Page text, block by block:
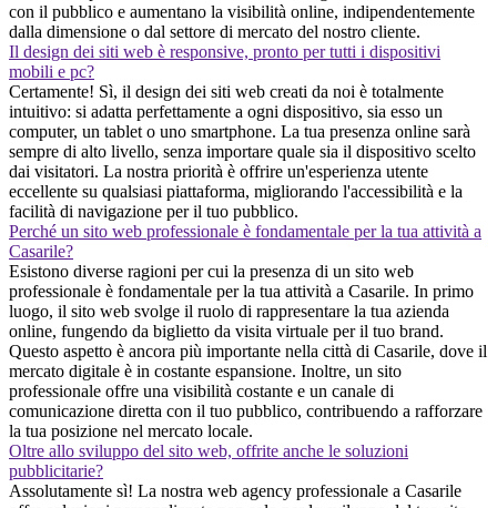
con il pubblico e aumentano la visibilità online, indipendentemente
dalla dimensione o dal settore di mercato del nostro cliente.
Il design dei siti web è responsive, pronto per tutti i dispositivi
mobili e pc?
Certamente! Sì, il design dei siti web creati da noi è totalmente
intuitivo: si adatta perfettamente a ogni dispositivo, sia esso un
computer, un tablet o uno smartphone. La tua presenza online sarà
sempre di alto livello, senza importare quale sia il dispositivo scelto
dai visitatori. La nostra priorità è offrire un'esperienza utente
eccellente su qualsiasi piattaforma, migliorando l'accessibilità e la
facilità di navigazione per il tuo pubblico.
Perché un sito web professionale è fondamentale per la tua attività a
Casarile?
Esistono diverse ragioni per cui la presenza di un sito web
professionale è fondamentale per la tua attività a Casarile. In primo
luogo, il sito web svolge il ruolo di rappresentare la tua azienda
online, fungendo da biglietto da visita virtuale per il tuo brand.
Questo aspetto è ancora più importante nella città di Casarile, dove il
mercato digitale è in costante espansione. Inoltre, un sito
professionale offre una visibilità costante e un canale di
comunicazione diretta con il tuo pubblico, contribuendo a rafforzare
la tua posizione nel mercato locale.
Oltre allo sviluppo del sito web, offrite anche le soluzioni
pubblicitarie?
Assolutamente sì! La nostra web agency professionale a Casarile